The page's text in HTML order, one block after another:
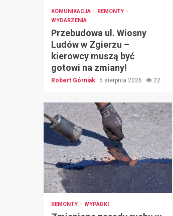
KOMUNIKACJA
REMONTY
WYDARZENIA
Przebudowa ul. Wiosny
Ludów w Zgierzu –
kierowcy muszą być
gotowi na zmiany!
Robert Górniak 5 sierpnia 2026 22
REMONTY WYPADKI